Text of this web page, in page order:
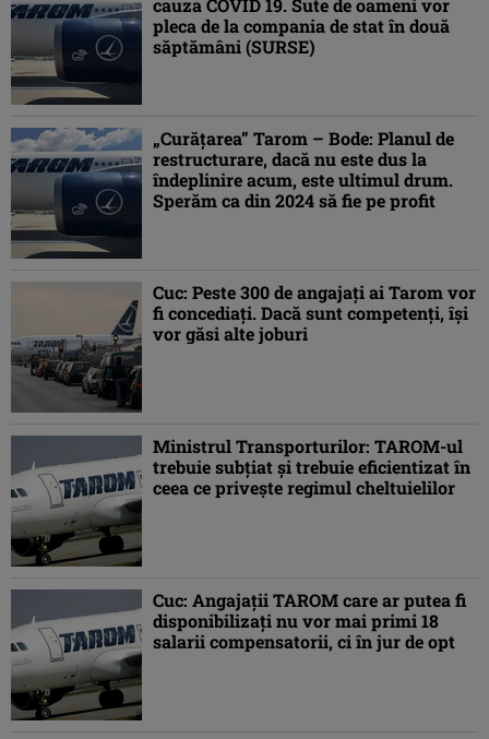
cauza COVID 19. Sute de oameni vor
pleca de la compania de stat în două
săptămâni (SURSE)
„Curăţarea” Tarom – Bode: Planul de
restructurare, dacă nu este dus la
îndeplinire acum, este ultimul drum.
Sperăm ca din 2024 să fie pe profit
Cuc: Peste 300 de angajaţi ai Tarom vor
fi concediaţi. Dacă sunt competenţi, îşi
vor găsi alte joburi
Ministrul Transporturilor: TAROM-ul
trebuie subţiat şi trebuie eficientizat în
ceea ce priveşte regimul cheltuielilor
Cuc: Angajaţii TAROM care ar putea fi
disponibilizaţi nu vor mai primi 18
salarii compensatorii, ci în jur de opt